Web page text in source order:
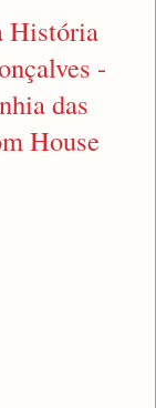
História
-
das
House